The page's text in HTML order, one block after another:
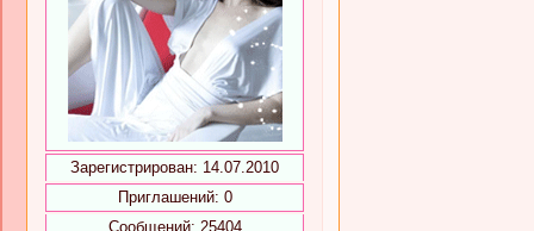
Зарегистрирован: 14.07.2010
Приглашений: 0
Сообщений: 25404